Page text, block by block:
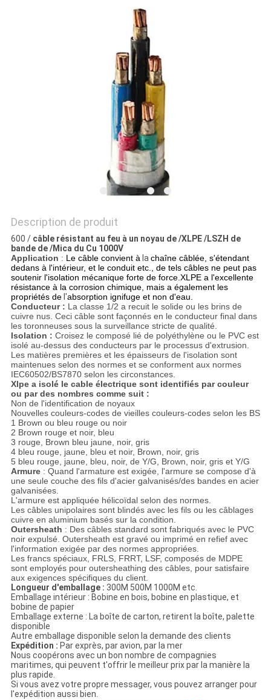
NEWS
PLAN
DU
SITE
POLITIQUE
DE
CONFIDENTIALITÉ
Description de produit
600 / câble résistant au feu à un noyau de /XLPE /LSZH de
bande de /Mica du Cu 1000V
Application : Le câble convient àlachaîne câblée, s'étendant
dedans à l'intérieur, et le conduit etc., de tels câbles ne peut pas
soutenir l'isolation mécanique forte de force.XLPE a l'excellente
résistance à la corrosion chimique, mais a également les
propriétés del'absorption ignifuge et non d'eau.
Conducteur : La classe 1/2 a recuit le solide ou les brins de
cuivre nus. Ceci câble sont façonnés en le conducteur final dans
les toronneuses sous la surveillance stricte de qualité.
Isolation : Croisez le composé lié de polyéthylène ou le PVC est
isolé au-dessus des conducteurs par le processus d'extrusion.
Les matières premières et les épaisseurs de l'isolation sont
maintenues selon des normes et se conforment aux normes
IEC60502/BS7870 selon les circonstances.
Xlpe a isolé le cable électrique sont identifiés par couleur
ou par des nombres comme suit :
Non de l'identification de noyaux
Nouvelles couleurs-codes de vieilles couleurs-codes selon les BS
1 Brown ou bleu rouge ou noir
2 Brown rouge et noir, bleu
3 rouge, Brown bleu jaune, noir, gris
4 bleu rouge, jaune, bleu et noir, Brown, noir, gris
5 bleu rouge, jaune, bleu, noir, de Y/G, Brown, noir, gris et Y/G
Armure: Quand l'armature est exigée, l'armure se compose d'à
une seule couche des fils d'acier galvanisés/des bandes en acier
galvanisées.
L'armure est appliquée hélicoïdal selon des normes.
Les câbles unipolaires sont blindés avec les fils ou les câblages
cuivre en aluminium basés sur la condition.
Outersheath : Des câbles standard sont fabriqués avec le PVC
noir expulsé. Outersheath est gravé ou imprimé en refief avec
l'information exigée par des normes appropriées.
Les francs spéciaux, FRLS, FRRT, LSF, composés de MDPE
sont employés pour outersheathing des câbles, pour satisfaire
aux exigences spécifiques du client.
Longueur d'emballage : 300M 500M 1000M etc.
Emballage intérieur : Bobine en bois, bobine en plastique, et
bobine de papier
Emballage externe : La boîte de carton, retirent la boîte, palette
disponible
Autre emballage disponible selon la demande des clients
Expédition : Par exprès, par avion, par la mer
Nous coopérons avec un bon nombre de compagnies
maritimes, qui peuvent t'offrir le meilleur prix par la manière la
plus rapide.
Si vous avez votre propre messager, vous pouvez arranger pour
l'expédition aussi bien.